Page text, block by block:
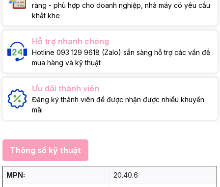
ràng - phù hợp cho doanh nghiệp, nhà máy có yêu cầu
khắt khe
Hỗ trợ nhanh chóng
Hotline 093 129 9618 (Zalo) sẵn sàng hỗ trợ các vấn đề
mua hàng và kỹ thuật
Ưu đãi thành viên
Đăng ký thành viên để được nhận được nhiều khuyến
mãi
Thông số kỹ thuật
MPN: 20.40.6